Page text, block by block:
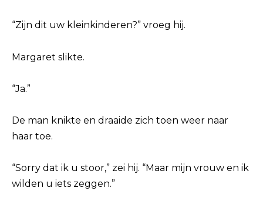
“Zijn dit uw kleinkinderen?” vroeg hij.
Margaret slikte.
“Ja.”
De man knikte en draaide zich toen weer naar
haar toe.
“Sorry dat ik u stoor,” zei hij. “Maar mijn vrouw en ik
wilden u iets zeggen.”